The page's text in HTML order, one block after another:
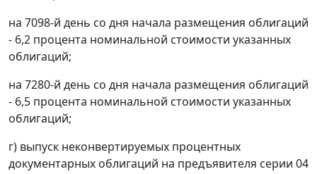
на 7098-й день со дня начала размещения облигаций
- 6,2 процента номинальной стоимости указанных
облигаций;
на 7280-й день со дня начала размещения облигаций
- 6,5 процента номинальной стоимости указанных
облигаций;
г) выпуск неконвертируемых процентных
документарных облигаций на предъявителя серии 04